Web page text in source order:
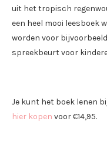
uit het tropisch
een heel mooi leesboek
worden voor
spreekbeurt voor
Je kunt het boek lenen
hier kopen voor €14,95.